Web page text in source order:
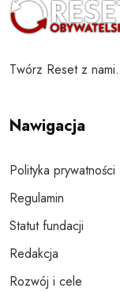
Twórz Reset z
Nawigacja
Polityka prywatności
Regulamin
Statut fundacji
Redakcja
Rozwój i cele